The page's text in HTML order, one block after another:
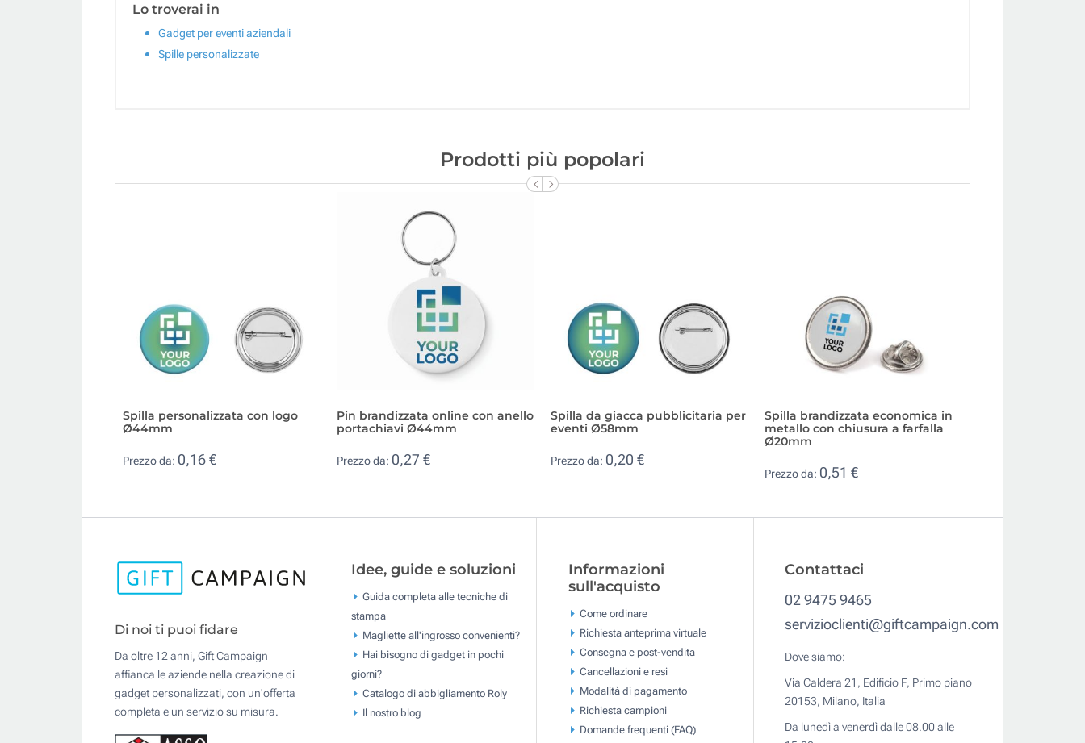
Lo troverai in
Gadget per eventi aziendali
Spille personalizzate
Prodotti più popolari
Spilla personalizzata con logo
Ø44mm
Prezzo da: 0,16 €
Pin brandizzata online con anello
portachiavi Ø44mm
Prezzo da: 0,27 €
Spilla da giacca pubblicitaria per
eventi Ø58mm
Prezzo da: 0,20 €
Spilla brandizzata economica in
metallo con chiusura a farfalla
Ø20mm
Prezzo da: 0,51 €
Di noi ti puoi fidare
Da oltre 12 anni, Gift Campaign
affianca le aziende nella creazione di
gadget personalizzati, con un'offerta
completa e un servizio su misura.
Idee, guide e soluzioni
Guida completa alle tecniche di
stampa
Magliette all'ingrosso convenienti?
Hai bisogno di gadget in pochi
giorni?
Catalogo di abbigliamento Roly
Il nostro blog
Informazioni
sull'acquisto
Come ordinare
Richiesta anteprima virtuale
Consegna e post-vendita
Cancellazioni e resi
Modalità di pagamento
Richiesta campioni
Domande frequenti (FAQ)
Contattaci
02 9475 9465
servizioclienti@giftcampaign.com
Dove siamo:
Via Caldera 21, Edificio F, Primo piano
20153, Milano, Italia
Da lunedì a venerdì dalle 08.00 alle